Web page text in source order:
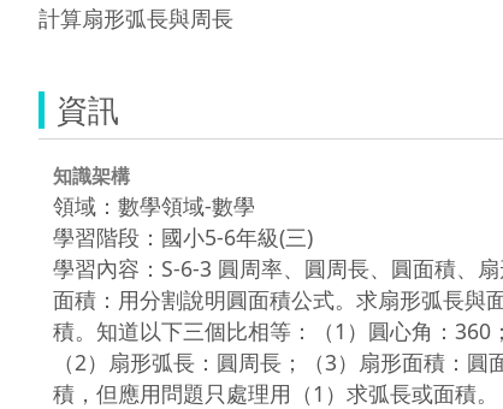
計算扇形弧長與周長
資訊
知識架構
領域：數學領域-數學
學習階段：國小5-6年級(三)
學習內容：S-6-3 圓周率、圓周長、圓面積、
面積：用分割說明圓面積公式。求扇形弧長與
積。知道以下三個比相等：（1）圓心角：360；
（2）扇形弧長：圓周長；（3）扇形面積：圓
積，但應用問題只處理用（1）求弧長或面積。